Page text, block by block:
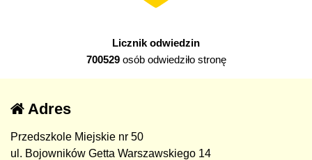
Licznik odwiedzin
700529osób odwiedziło stronę
Adres
Przedszkole Miejskie nr 50
ul. Bojowników Getta Warszawskiego 14